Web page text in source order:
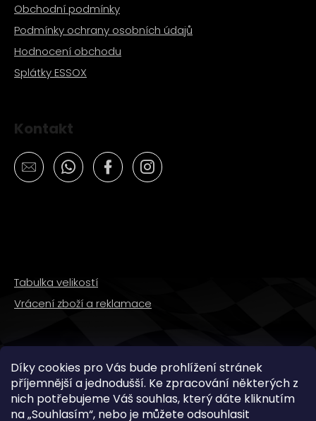
Díky cookies pro Vás bude prohlížení stránek
příjemnější a jednodušší. Ke zpracování některých z
nich potřebujeme Váš souhlas, který dáte kliknutím
na „Souhlasím“, nebo je můžete odsouhlasit
Obchodní podmínky
Podmínky ochrany osobních údajů
Hodnocení obchodu
Splátky ESSOX
Kontakt
Tabulka velikostí
Vrácení zboží a reklamace
SLEDUJTE NÁS